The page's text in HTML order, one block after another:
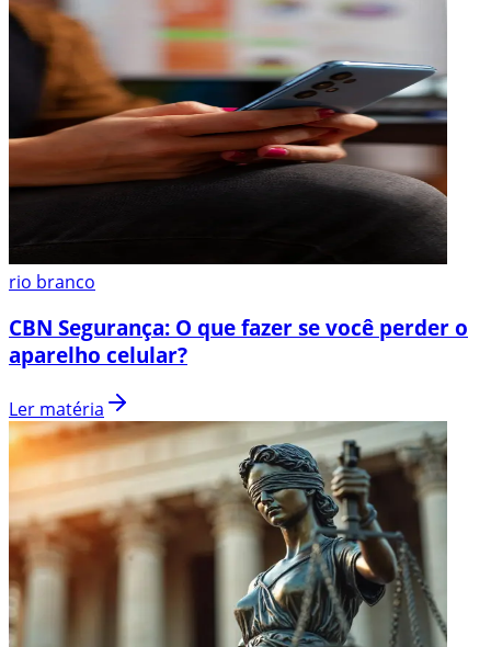
rio branco
CBN Segurança: O que fazer se você perder o
aparelho celular?
Ler matéria